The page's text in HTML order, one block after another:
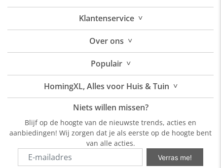
Klantenservice ˅
Overons ˅
Populair ˅
HomingXL, Alles voor Huis & Tuin ˅
Niets willen missen?
Blijf op de hoogte van de nieuwste trends, acties en
aanbiedingen! Wij zorgen dat je als eerste op de hoogte bent
van alle acties.
Verras me!